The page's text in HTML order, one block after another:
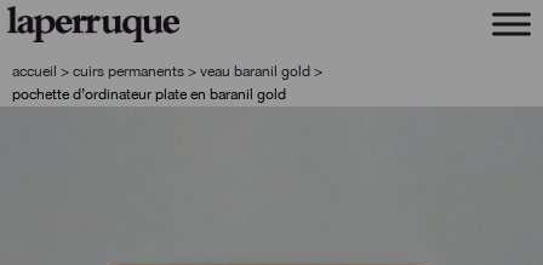
aller
navigation
aller
au
accueil > cuirs permanents > veau baranil gold >
pochette d’ordinateur plate en baranil gold